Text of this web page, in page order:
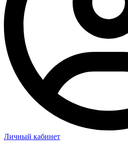
Личный кабинет